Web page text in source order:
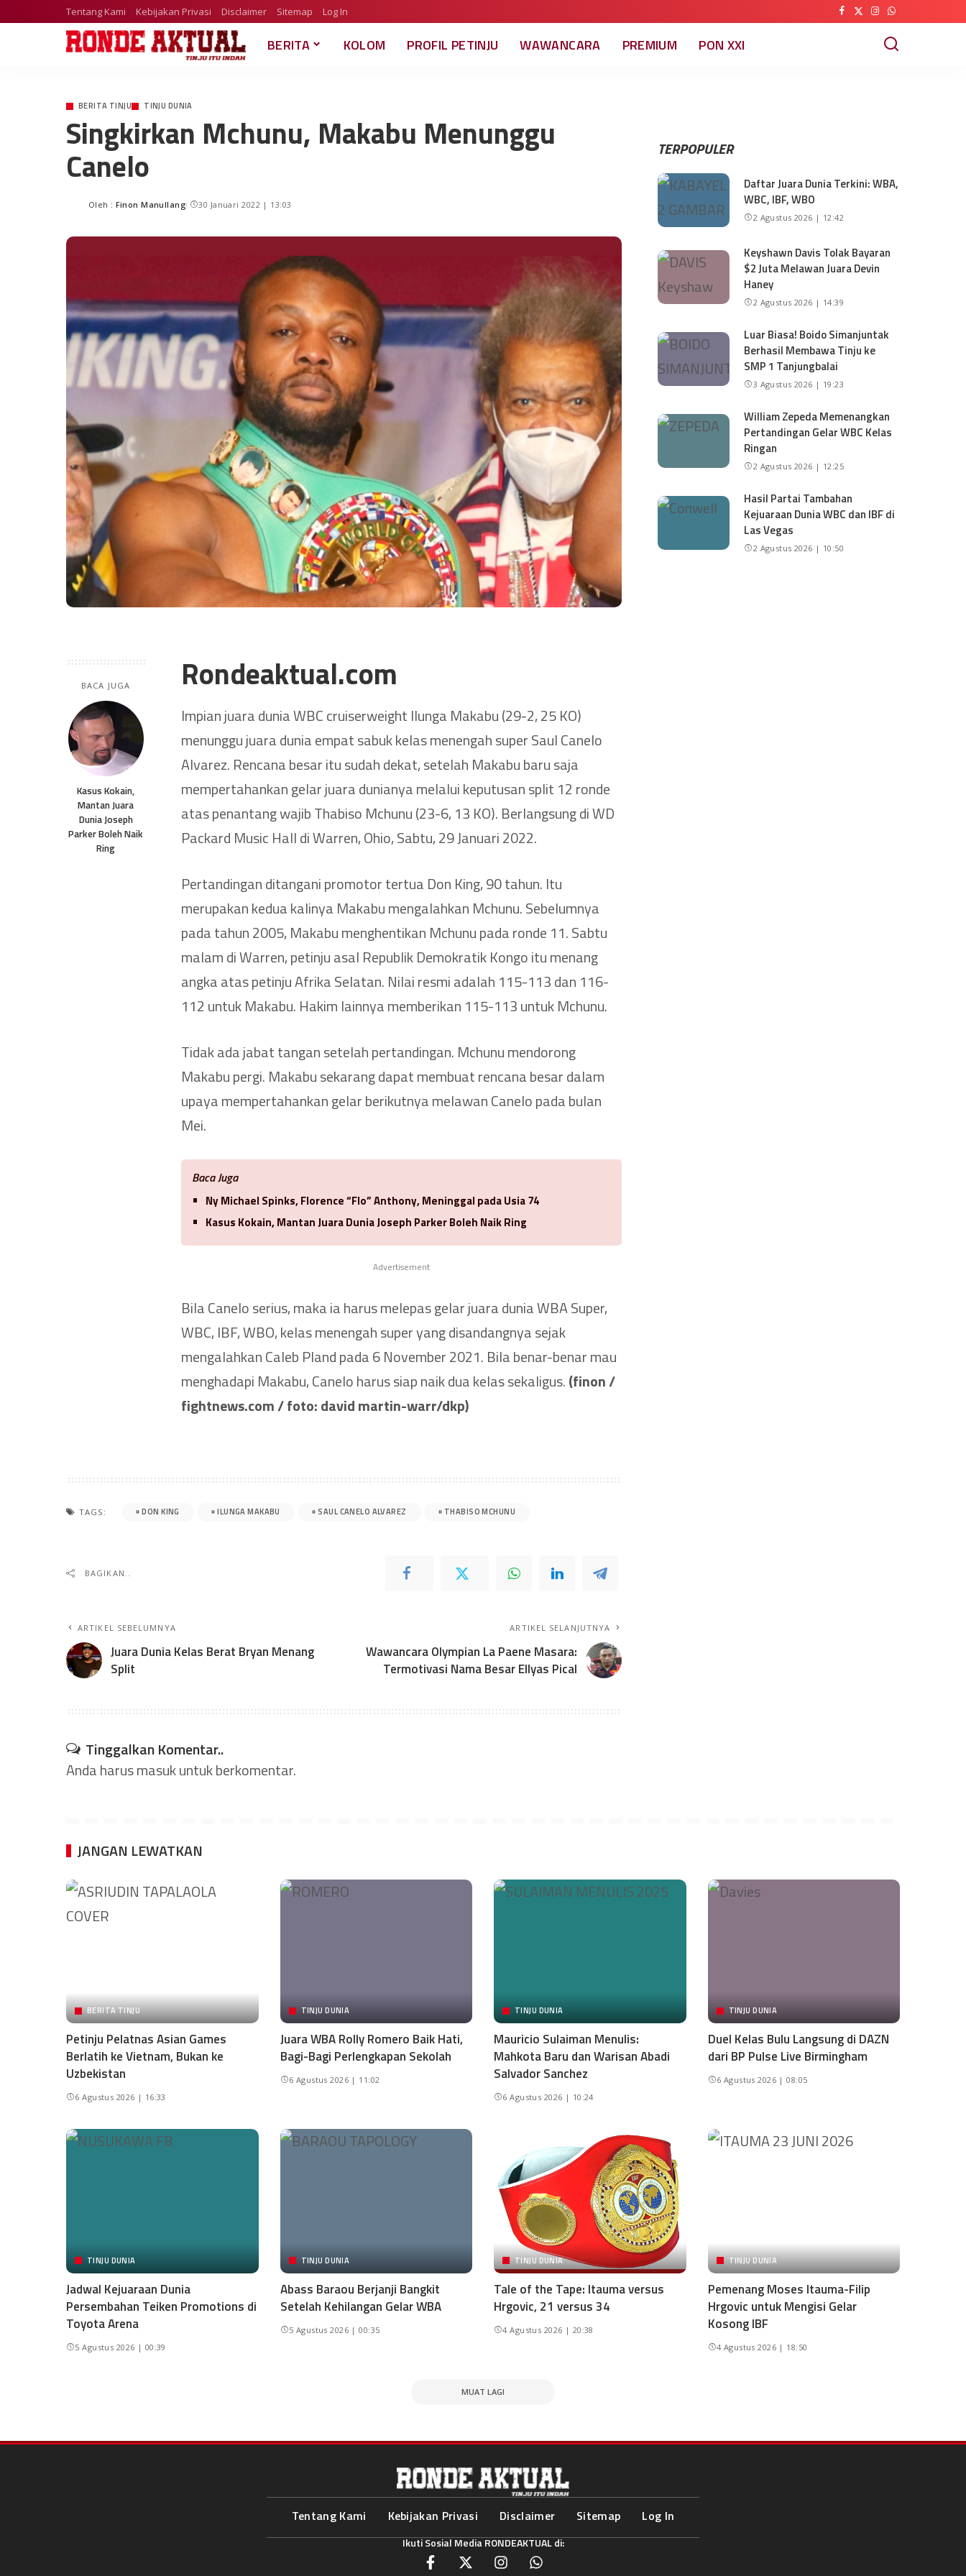
Tentang Kami Kebijakan Privasi Disclaimer Sitemap Log In
BERITA KOLOM PROFIL PETINJU WAWANCARA PREMIUM PON XXI
BERITA TINJU TINJU DUNIA
Singkirkan Mchunu, Makabu Menunggu
Canelo
Oleh : Finon Manullang 30 Januari 2022 | 13:03
BACA JUGA
Kasus Kokain,
Mantan Juara
Dunia Joseph
Parker Boleh Naik
Ring
Rondeaktual.com
Impian juara dunia WBC cruiserweight Ilunga Makabu (29-2, 25 KO)
menunggu juara dunia empat sabuk kelas menengah super Saul Canelo
Alvarez. Rencana besar itu sudah dekat, setelah Makabu baru saja
mempertahankan gelar juara dunianya melalui keputusan split 12 ronde
atas penantang wajib Thabiso Mchunu (23-6, 13 KO). Berlangsung di WD
Packard Music Hall di Warren, Ohio, Sabtu, 29 Januari 2022.
Pertandingan ditangani promotor tertua Don King, 90 tahun. Itu
merupakan kedua kalinya Makabu mengalahkan Mchunu. Sebelumnya
pada tahun 2005, Makabu menghentikan Mchunu pada ronde 11. Sabtu
malam di Warren, petinju asal Republik Demokratik Kongo itu menang
angka atas petinju Afrika Selatan. Nilai resmi adalah 115-113 dan 116-
112 untuk Makabu. Hakim lainnya memberikan 115-113 untuk Mchunu.
Tidak ada jabat tangan setelah pertandingan. Mchunu mendorong
Makabu pergi. Makabu sekarang dapat membuat rencana besar dalam
upaya mempertahankan gelar berikutnya melawan Canelo pada bulan
Mei.
Baca Juga
Ny Michael Spinks, Florence “Flo” Anthony, Meninggal pada Usia 74
Kasus Kokain, Mantan Juara Dunia Joseph Parker Boleh Naik Ring
Advertisement
Bila Canelo serius, maka ia harus melepas gelar juara dunia WBA Super,
WBC, IBF, WBO, kelas menengah super yang disandangnya sejak
mengalahkan Caleb Pland pada 6 November 2021. Bila benar-benar mau
menghadapi Makabu, Canelo harus siap naik dua kelas sekaligus.(finon /
fightnews.com / foto: david martin-warr/dkp)
TAGS: DON KING ILUNGA MAKABU SAUL CANELO ALVAREZ THABISO MCHUNU
BAGIKAN..
ARTIKEL SEBELUMNYA
Juara Dunia Kelas Berat Bryan Menang
Split
ARTIKEL SELANJUTNYA
Wawancara Olympian La Paene Masara:
Termotivasi Nama Besar Ellyas Pical
Tinggalkan Komentar..
Anda harusmasukuntuk berkomentar.
TERPOPULER
Daftar Juara Dunia Terkini: WBA,
WBC, IBF, WBO
2 Agustus 2026 | 12:42
Keyshawn Davis Tolak Bayaran
$2 Juta Melawan Juara Devin
Haney
2 Agustus 2026 | 14:39
Luar Biasa! Boido Simanjuntak
Berhasil Membawa Tinju ke
SMP 1 Tanjungbalai
3 Agustus 2026 | 19:23
William Zepeda Memenangkan
Pertandingan Gelar WBC Kelas
Ringan
2 Agustus 2026 | 12:25
Hasil Partai Tambahan
Kejuaraan Dunia WBC dan IBF di
Las Vegas
2 Agustus 2026 | 10:50
JANGAN LEWATKAN
BERITA TINJU
Petinju Pelatnas Asian Games
Berlatih ke Vietnam, Bukan ke
Uzbekistan
6 Agustus 2026 | 16:33
TINJU DUNIA
Juara WBA Rolly Romero Baik Hati,
Bagi-Bagi Perlengkapan Sekolah
6 Agustus 2026 | 11:02
TINJU DUNIA
Mauricio Sulaiman Menulis:
Mahkota Baru dan Warisan Abadi
Salvador Sanchez
6 Agustus 2026 | 10:24
TINJU DUNIA
Duel Kelas Bulu Langsung di DAZN
dari BP Pulse Live Birmingham
6 Agustus 2026 | 08:05
TINJU DUNIA
Jadwal Kejuaraan Dunia
Persembahan Teiken Promotions di
Toyota Arena
5 Agustus 2026 | 00:39
TINJU DUNIA
Abass Baraou Berjanji Bangkit
Setelah Kehilangan Gelar WBA
5 Agustus 2026 | 00:35
TINJU DUNIA
Tale of the Tape: Itauma versus
Hrgovic, 21 versus 34
4 Agustus 2026 | 20:38
TINJU DUNIA
Pemenang Moses Itauma-Filip
Hrgovic untuk Mengisi Gelar
Kosong IBF
4 Agustus 2026 | 18:50
MUAT LAGI
Tentang Kami Kebijakan Privasi Disclaimer Sitemap Log In
Ikuti Sosial Media RONDEAKTUAL di: